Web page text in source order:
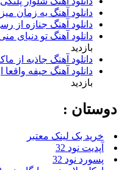
دانلود آهنگ یه زمان
دانلود آهنگ جنازه از
دانلود آهنگ تو دنیای
بازدید
دانلود آهنگ جاذبه از
دانلود آهنگ حیفه
بازدید
دوستان :
خرید بک لینک معتبر
آپدیت نود 32
پسورد نود 32